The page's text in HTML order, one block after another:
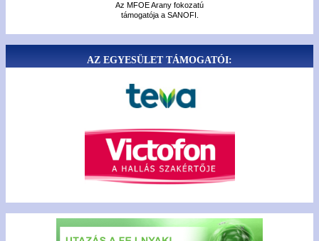
Az MFOE Arany fokozatú
támogatója a SANOFI.
AZ EGYESÜLET TÁMOGATÓI: